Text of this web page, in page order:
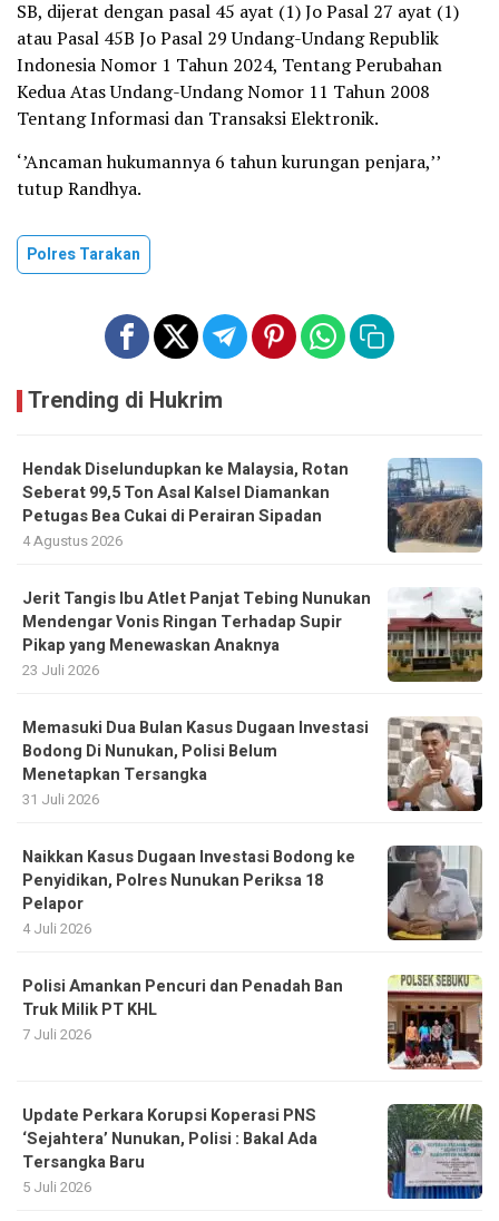
SB, dijerat dengan pasal 45 ayat (1) Jo Pasal 27 ayat (1)
atau Pasal 45B Jo Pasal 29 Undang-Undang Republik
Indonesia Nomor 1 Tahun 2024, Tentang Perubahan
Kedua Atas Undang-Undang Nomor 11 Tahun 2008
Tentang Informasi dan Transaksi Elektronik.
‘’Ancaman hukumannya 6 tahun kurungan penjara,’’
tutup Randhya.
Polres Tarakan
Trending di Hukrim
Hendak Diselundupkan ke Malaysia, Rotan
Seberat 99,5 Ton Asal Kalsel Diamankan
Petugas Bea Cukai di Perairan Sipadan
4 Agustus 2026
Jerit Tangis Ibu Atlet Panjat Tebing Nunukan
Mendengar Vonis Ringan Terhadap Supir
Pikap yang Menewaskan Anaknya
23 Juli 2026
Memasuki Dua Bulan Kasus Dugaan Investasi
Bodong Di Nunukan, Polisi Belum
Menetapkan Tersangka
31 Juli 2026
Naikkan Kasus Dugaan Investasi Bodong ke
Penyidikan, Polres Nunukan Periksa 18
Pelapor
4 Juli 2026
Polisi Amankan Pencuri dan Penadah Ban
Truk Milik PT KHL
7 Juli 2026
Update Perkara Korupsi Koperasi PNS
‘Sejahtera’ Nunukan, Polisi : Bakal Ada
Tersangka Baru
5 Juli 2026